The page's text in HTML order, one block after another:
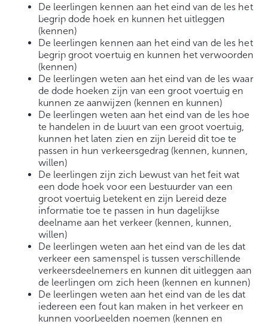
De leerlingen kennen aan het eind van de les het
begrip dode hoek en kunnen het uitleggen
(kennen)
De leerlingen kennen aan het eind van de les het
begrip groot voertuig en kunnen het verwoorden
(kennen)
De leerlingen weten aan het eind van de les waar
de dode hoeken zijn van een groot voertuig en
kunnen ze aanwijzen (kennen en kunnen)
De leerlingen weten aan het eind van de les hoe
te handelen in de buurt van een groot voertuig,
kunnen het laten zien en zijn bereid dit toe te
passen in hun verkeersgedrag (kennen, kunnen,
willen)
De leerlingen zijn zich bewust van het feit wat
een dode hoek voor een bestuurder van een
groot voertuig betekent en zijn bereid deze
informatie toe te passen in hun dagelijkse
deelname aan het verkeer (kennen, kunnen,
willen)
De leerlingen weten aan het eind van de les dat
verkeer een samenspel is tussen verschillende
verkeersdeelnemers en kunnen dit uitleggen aan
de leerlingen om zich heen (kennen en kunnen)
De leerlingen weten aan het eind van de les dat
iedereen een fout kan maken in het verkeer en
kunnen voorbeelden noemen (kennen en